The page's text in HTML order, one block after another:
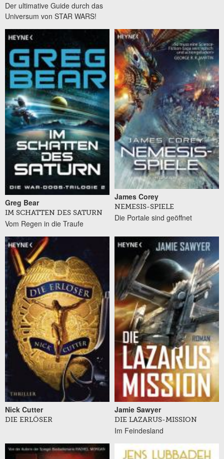
Der ultimative Guide durch das
Universum von STAR WARS!
Greg Bear
IM SCHATTEN DES SATURN
Vom Regen in die Traufe
James Corey
NEMESIS-SPIELE
Die Portale sind geöffnet
Nick Cutter
DIE ERLÖSER
Jamie Sawyer
DIE LAZARUS-MISSION
Im Feindesland